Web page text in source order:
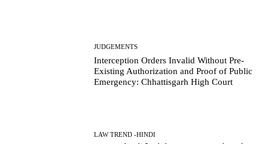
JUDGEMENTS
Interception Orders Invalid Without Pre-
Existing Authorization and Proof of Public
Emergency: Chhattisgarh High Court
LAW TREND -HINDI